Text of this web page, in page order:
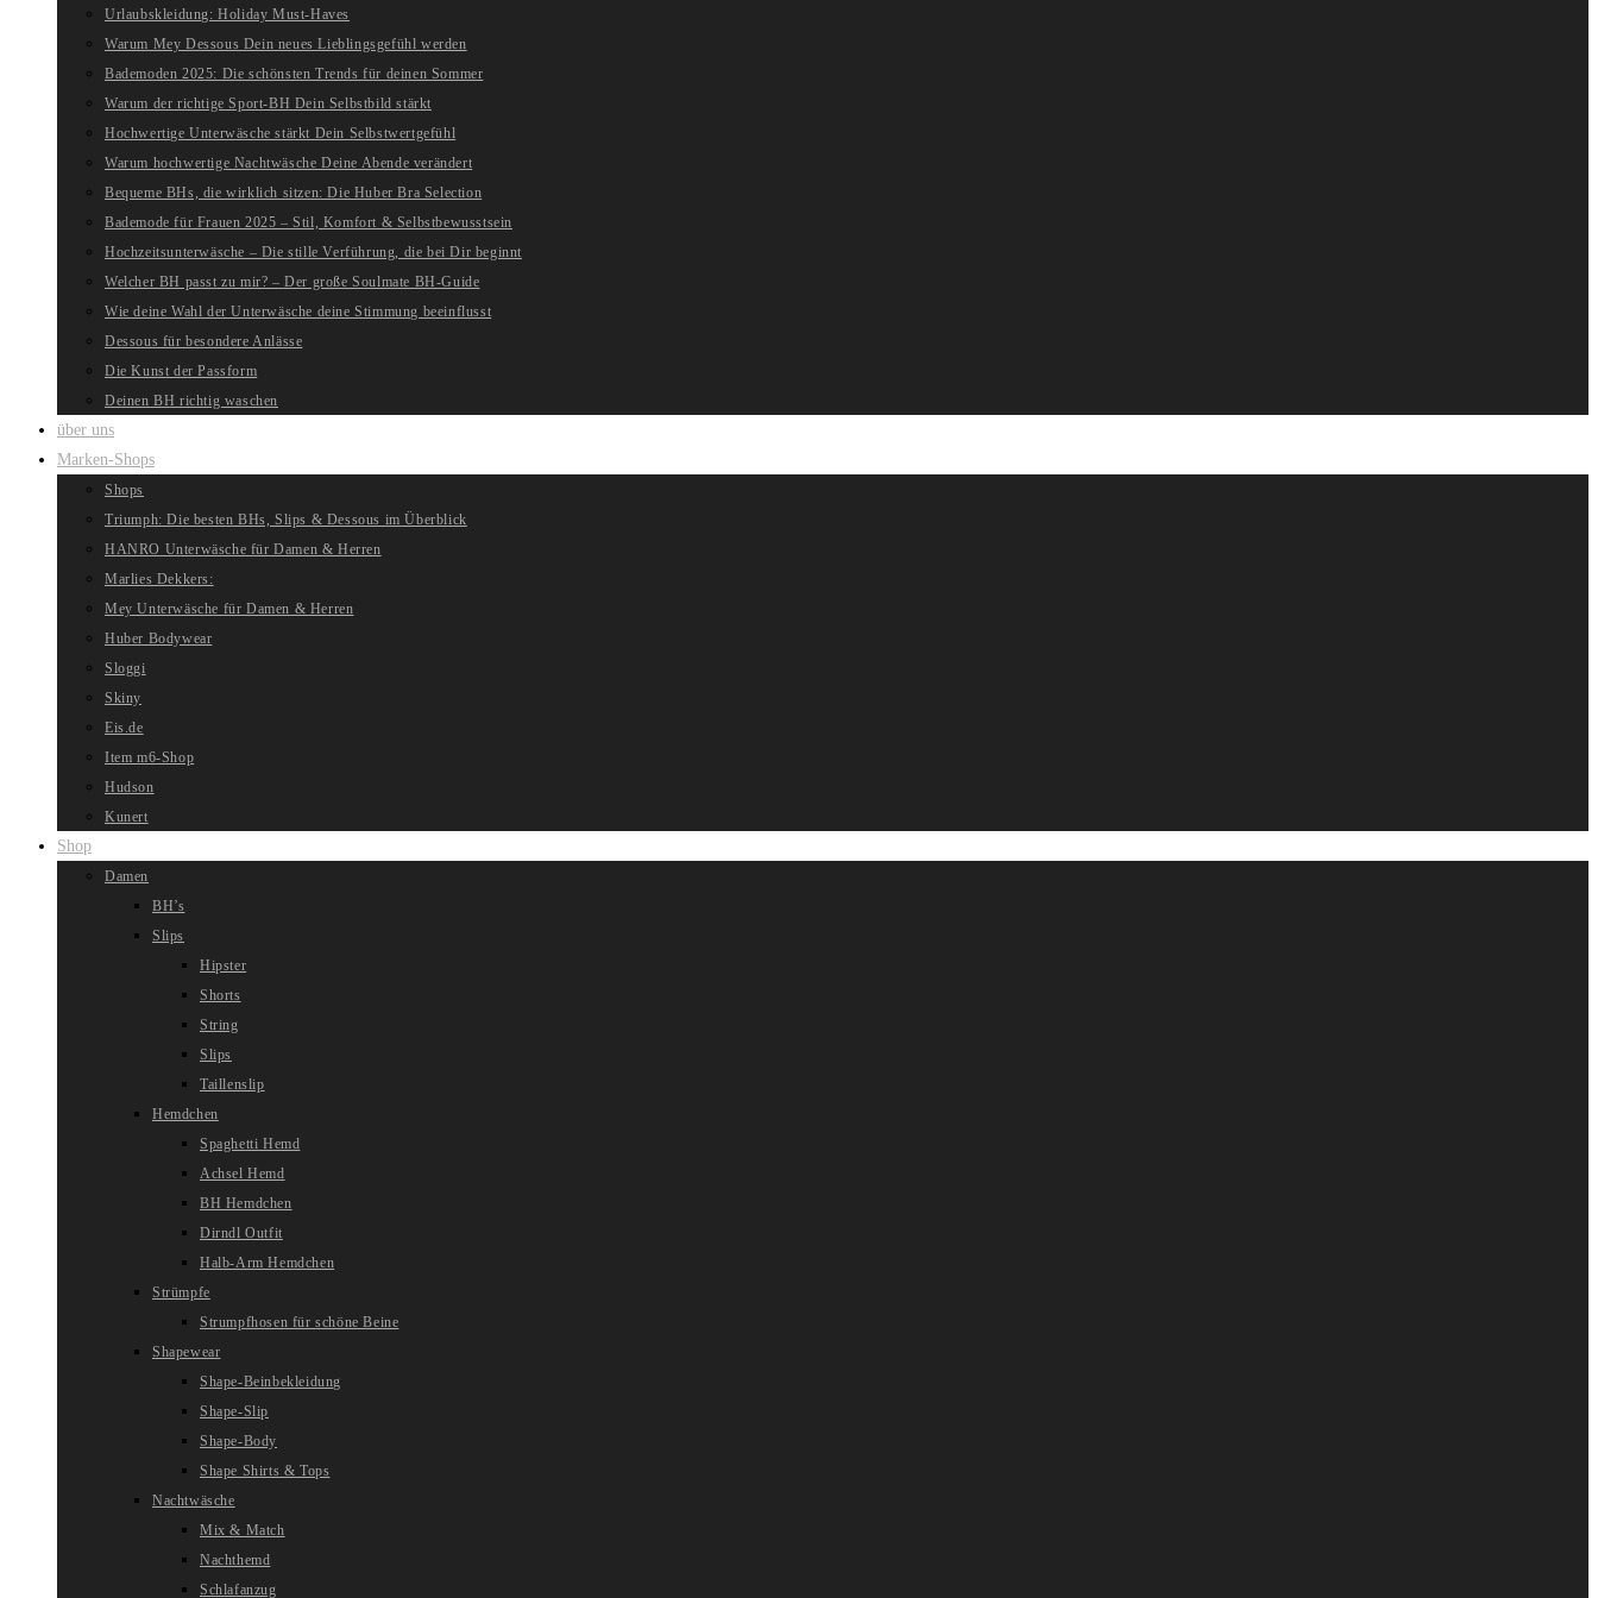
Urlaubskleidung: Holiday Must-Haves
Warum Mey Dessous Dein neues Lieblingsgefühl werden
Bademoden 2025: Die schönsten Trends für deinen Sommer
Warum der richtige Sport-BH Dein Selbstbild stärkt
Hochwertige Unterwäsche stärkt Dein Selbstwertgefühl
Warum hochwertige Nachtwäsche Deine Abende verändert
Bequeme BHs, die wirklich sitzen: Die Huber Bra Selection
Bademode für Frauen 2025 – Stil, Komfort & Selbstbewusstsein
Hochzeitsunterwäsche – Die stille Verführung, die bei Dir beginnt
Welcher BH passt zu mir? – Der große Soulmate BH-Guide
Wie deine Wahl der Unterwäsche deine Stimmung beeinflusst
Dessous für besondere Anlässe
Die Kunst der Passform
Deinen BH richtig waschen
über uns
Marken-Shops
Shops
Triumph: Die besten BHs, Slips & Dessous im Überblick
HANRO Unterwäsche für Damen & Herren
Marlies Dekkers:
Mey Unterwäsche für Damen & Herren
Huber Bodywear
Sloggi
Skiny
Eis.de
Item m6-Shop
Hudson
Kunert
Shop
Damen
BH’s
Slips
Hipster
Shorts
String
Slips
Taillenslip
Hemdchen
Spaghetti Hemd
Achsel Hemd
BH Hemdchen
Dirndl Outfit
Halb-Arm Hemdchen
Strümpfe
Strumpfhosen für schöne Beine
Shapewear
Shape-Beinbekleidung
Shape-Slip
Shape-Body
Shape Shirts & Tops
Nachtwäsche
Mix & Match
Nachthemd
Schlafanzug